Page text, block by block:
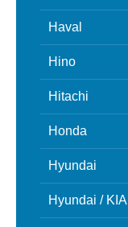
Haval
Hino
Hitachi
Honda
Hyundai
Hyundai / KIA